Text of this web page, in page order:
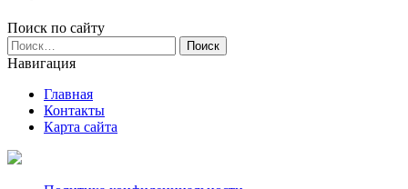
Поиск по сайту
Найти:
Навигация
Главная
Контакты
Карта сайта